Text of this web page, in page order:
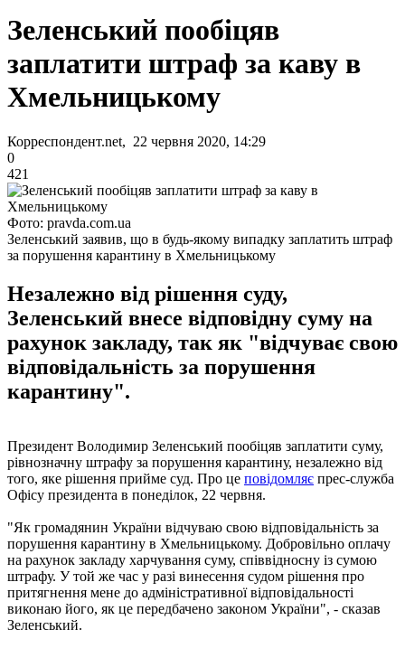
Зеленський пообіцяв
заплатити штраф за каву в
Хмельницькому
Корреспондент.net, 22 червня 2020, 14:29
0
421
Фото: pravda.com.ua
Зеленський заявив, що в будь-якому випадку заплатить штраф
за порушення карантину в Хмельницькому
Незалежно від рішення суду,
Зеленський внесе відповідну суму на
рахунок закладу, так як "відчуває свою
відповідальність за порушення
карантину".
Президент Володимир Зеленський пообіцяв заплатити суму,
рівнозначну штрафу за порушення карантину, незалежно від
того, яке рішення прийме суд. Про це повідомляє прес-служба
Офісу президента в понеділок, 22 червня.
"Як громадянин України відчуваю свою відповідальність за
порушення карантину в Хмельницькому. Добровільно оплачу
на рахунок закладу харчування суму, співвідносну із сумою
штрафу. У той же час у разі винесення судом рішення про
притягнення мене до адміністративної відповідальності
виконаю його, як це передбачено законом України", - сказав
Зеленський.